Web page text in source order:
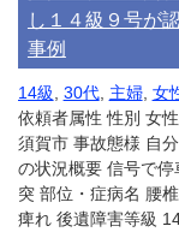
し１４級９号が
事例
14級 30代, 主婦, 女
依頼者属性 性別 女
須賀市 事故態様 自
の状況概要 信号で
突 部位・症病名 腰
痺れ 後遺障害等級